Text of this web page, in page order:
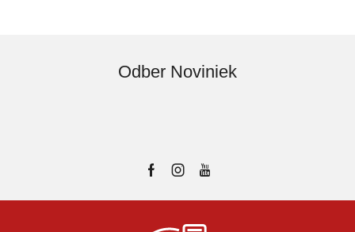
Odber Noviniek